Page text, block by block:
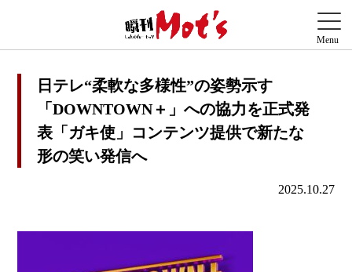
日テレ“柔軟な多様性”の姿勢示す
「DOWNTOWN＋」への協力を正式発
表「ガキ使」コンテンツ提供で新たな
形の笑い発信へ
2025.10.27